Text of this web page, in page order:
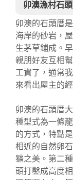
卯澳漁村石
卯澳的石頭厝
海岸的砂岩，
生茅草鋪成。
親朋好友互相
工資了，通常
來看出屋主的
卯澳的石頭厝
種型式為一條
的方式，特點
相近的自然卵
獷之美。第二
頭打鑿成高度